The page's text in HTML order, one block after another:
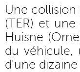
Une
(TER) et
Huisne
du véhicule,
d'une